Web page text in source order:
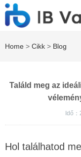
Home > Cikk > Blog
Találd meg az
Idő
Hol találhatod